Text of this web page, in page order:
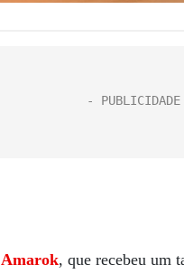
Amarok, que recebeu um